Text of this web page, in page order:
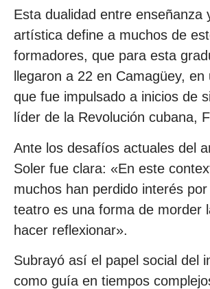
Esta dualidad entre enseñanza
artística define a muchos de
formadores, que para esta
llegaron a 22 en Camagüey,
que fue impulsado a inicios de
líder de la Revolución cubana,
Ante los desafíos actuales del
Soler fue clara: «En este
muchos han perdido interés
teatro es una forma de morder
hacer reflexionar».
Subrayó así el papel social del
como guía en tiempos